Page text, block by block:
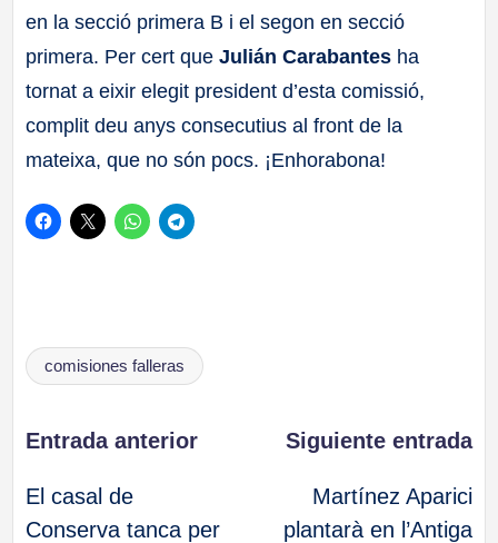
en la secció primera B i el segon en secció
primera. Per cert queJulián Carabantes ha
tornat a eixir elegit president d’esta comissió,
complit deu anys consecutius al front de la
mateixa, que no són pocs. ¡Enhorabona!
Etiquetas:
comisiones falleras
Navegación
de
Entrada anterior
El casal de
Conserva tanca per
Siguiente entrada
Martínez Aparici
plantarà en l’Antiga